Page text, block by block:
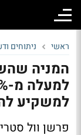
ראשי ניתוחים
המניה
למשקיע